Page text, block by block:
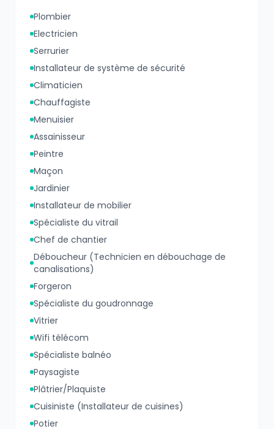
Plombier
Electricien
Serrurier
Installateur de système de sécurité
Climaticien
Chauffagiste
Menuisier
Assainisseur
Peintre
Maçon
Jardinier
Installateur de mobilier
Spécialiste du vitrail
Chef de chantier
Déboucheur (Technicien en débouchage de
canalisations)
Forgeron
Spécialiste du goudronnage
Vitrier
Wifi télécom
Spécialiste balnéo
Paysagiste
Plâtrier/Plaquiste
Cuisiniste (Installateur de cuisines)
Potier